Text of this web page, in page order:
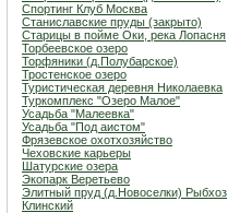
Спортинг Клуб Москва
Станиславские пруды (закрыто)
Старицы в пойме Оки, река Лопасня
Торбеевское озеро
Торфяники (д.Полубарское)
Тростенское озеро
Туристическая деревня Николаевка
Туркомплекс "Озеро Малое"
Усадьба "Малеевка"
Усадьба "Под аистом"
Фрязевское охотхозяйство
Чеховские карьеры
Шатурские озера
Экопарк Веретьево
Элитный пруд (д.Новоселки) Рыбхоз
Клинский